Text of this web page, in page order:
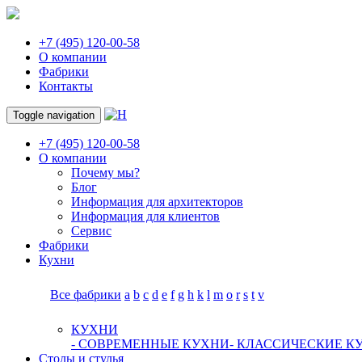
+7 (495) 120-00-58
О компании
Фабрики
Контакты
Toggle navigation
+7 (495) 120-00-58
О компании
Почему мы?
Блог
Информация для архитекторов
Информация для клиентов
Сервис
Фабрики
Кухни
Все фабрики a b c d e f g h k l m o r s t v
КУХНИ
- СОВРЕМЕННЫЕ КУХНИ- КЛАССИЧЕСКИЕ
Столы и стулья